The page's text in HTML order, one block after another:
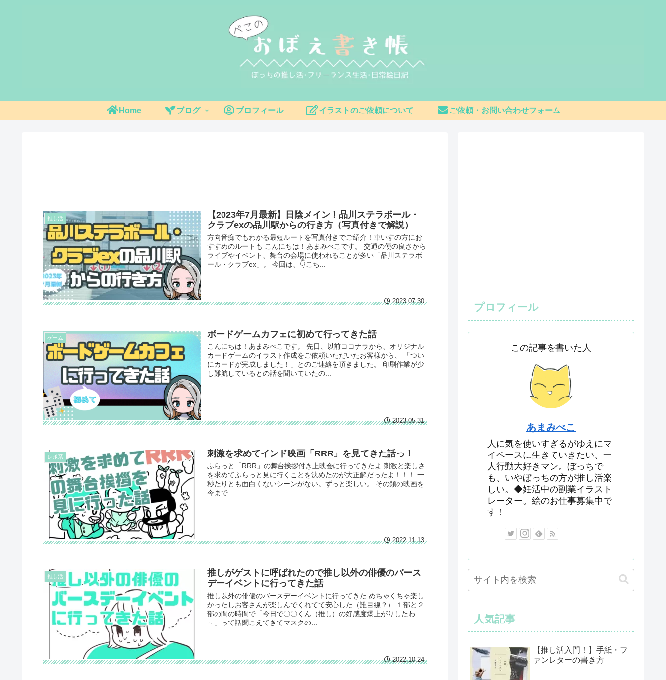
Home ブログ プロフィール イラストのご依頼について ご依頼・お問い合わせフォーム
推し活
【2023年7月最新】日陰メイン！品川ステラボール・
クラブexの品川駅からの行き方（写真付きで解説）
方向音痴でもわかる最短ルートを写真付きでご紹介！車いすの方にお
すすめのルートも こんにちは！あまみべこです。 交通の便の良さから
ライブやイベント、舞台の会場に使われることが多い「品川ステラボ
ール・クラブex」。 今回は、👇こち...
2023.07.30
ゲーム ボードゲームカフェに初めて行ってきた話
こんにちは！あまみべこです。 先日、以前ココナラから、オリジナル
カードゲームのイラスト作成をご依頼いただいたお客様から、 「つい
にカードが完成しました！」とのご連絡を頂きました。 印刷作業が少
し難航しているとの話を聞いていたの...
2023.05.31
レポ系 刺激を求めてインド映画「RRR」を見てきた話っ！
ふらっと「RRR」の舞台挨拶付き上映会に行ってきたよ 刺激と楽しさ
を求めてふらっと見に行くことを決めたのが大正解だったよ！！！ 一
秒たりとも面白くないシーンがない。ずっと楽しい。 その類の映画を
今まで...
2022.11.13
推し活
推しがゲストに呼ばれたので推し以外の俳優のバース
デーイベントに行ってきた話
推し以外の俳優のバースデーイベントに行ってきた めちゃくちゃ楽し
かったしお客さんが楽しんでくれてて安心した（誰目線？） １部と２
部の間の時間で「今日で〇〇くん（推し）の好感度爆上がりしたわ
～」って話聞こえてきてマスクの...
2022.10.24
プロフィール
この記事を書いた人
あまみべこ
人に気を使いすぎるがゆえにマ
イペースに生きていきたい、一
人行動大好きマン。ぼっちで
も、いやぼっちの方が推し活楽
しい。◆妊活中の副業イラスト
レーター。絵のお仕事募集中で
す！
人気記事
【推し活入門！】手紙・フ
ァンレターの書き方